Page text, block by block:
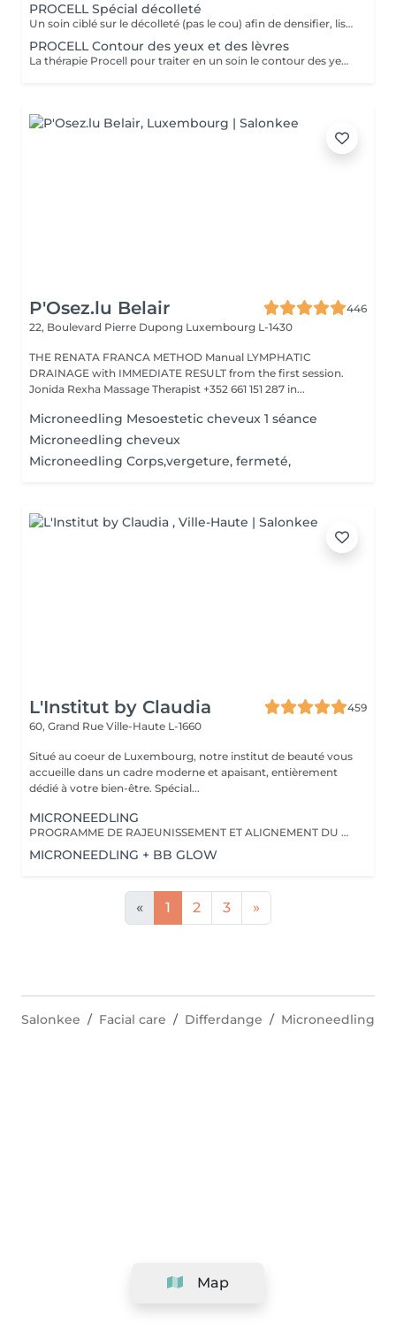
PROCELL Spécial décolleté
Un soin ciblé sur le décolleté (pas le cou) afin de densifier, lisser et repulper cette zone fragile Nettoyage + gommage de la zone, passage Procell et masque (pas de massage dans ce soin) Conseillé en cure de 4 soins sur 4 mois avec une séance d'entretien 2x par an en fin de cure
PROCELL Contour des yeux et des lèvres
La thérapie Procell pour traiter en un soin le contour des yeux et le contour des lèvres.
P'Osez.lu Belair
446
22, Boulevard Pierre Dupong Luxembourg L-1430
THE RENATA FRANCA METHOD Manual LYMPHATIC
DRAINAGE with IMMEDIATE RESULT from the first session.
Jonida Rexha Massage Therapist +352 661 151 287 in...
Microneedling Mesoestetic cheveux 1 séance
Microneedling cheveux
Microneedling Corps,vergeture, fermeté,
L'Institut by Claudia
459
60, Grand Rue Ville-Haute L-1660
Situé au coeur de Luxembourg, notre institut de beauté vous
accueille dans un cadre moderne et apaisant, entièrement
dédié à votre bien-être. Spécial...
MICRONEEDLING
PROGRAMME DE RAJEUNISSEMENT ET ALIGNEMENT DU TEINT DE LA PEAU
MICRONEEDLING + BB GLOW
« 1 2 3 »
Map
Salonkee Facial care Differdange Microneedling